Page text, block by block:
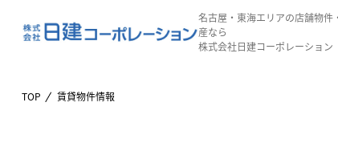
名古屋・東海エリアの店舗物件
産なら
株式会社日建コーポレーション
TOP 賃貸物件情報